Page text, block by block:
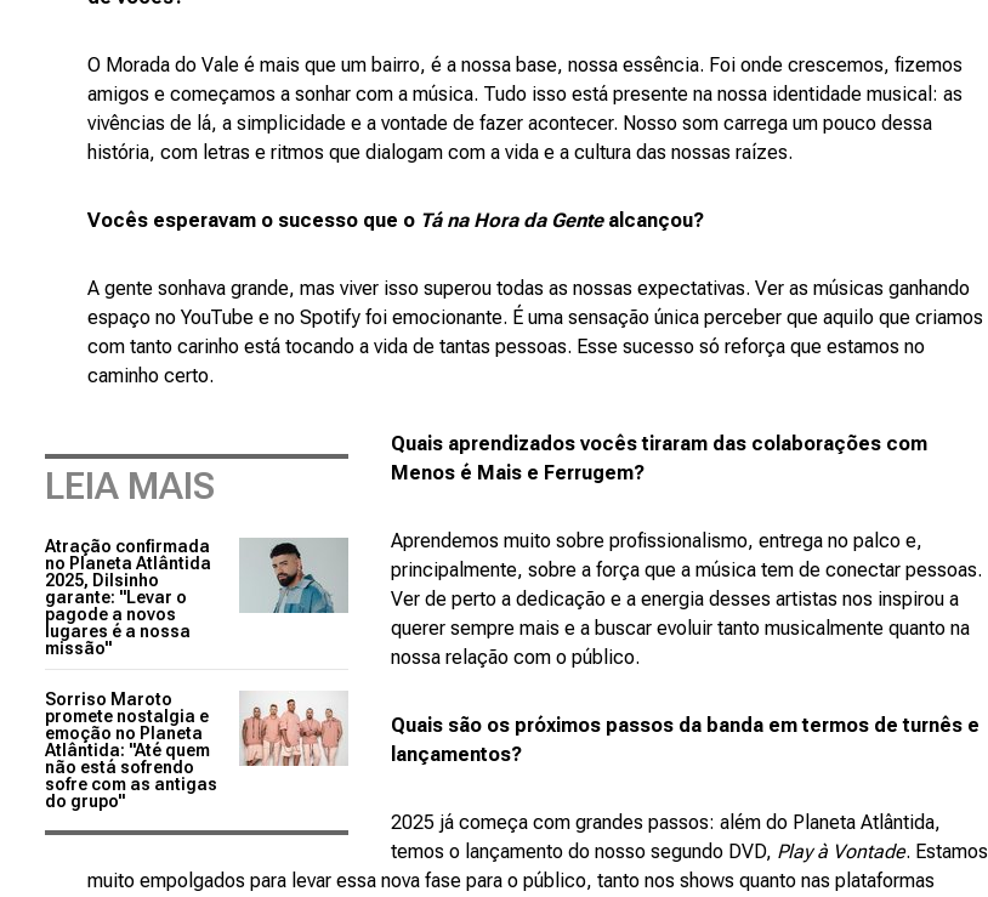
O Morada do Vale é mais que um bairro, é a nossa base, nossa essência. Foi onde crescemos, fizemos
amigos e começamos a sonhar com a música. Tudo isso está presente na nossa identidade musical: as
vivências de lá, a simplicidade e a vontade de fazer acontecer. Nosso som carrega um pouco dessa
história, com letras e ritmos que dialogam com a vida e a cultura das nossas raízes.
Vocês esperavam o sucesso que o Tá na Hora da Gentealcançou?
A gente sonhava grande, mas viver isso superou todas as nossas expectativas. Ver as músicas ganhando
espaço no YouTube e no Spotify foi emocionante. É uma sensação única perceber que aquilo que criamos
com tanto carinho está tocando a vida de tantas pessoas. Esse sucesso só reforça que estamos no
caminho certo.
LEIA MAIS
Atração confirmada
no Planeta Atlântida
2025, Dilsinho
garante: "Levar o
pagode a novos
lugares é a nossa
missão"
Sorriso Maroto
promete nostalgia e
emoção no Planeta
Atlântida: "Até quem
não está sofrendo
sofre com as antigas
do grupo"
Quais aprendizados vocês tiraram das colaborações com
Menos é Mais e Ferrugem?
Aprendemos muito sobre profissionalismo, entrega no palco e,
principalmente, sobre a força que a música tem de conectar pessoas.
Ver de perto a dedicação e a energia desses artistas nos inspirou a
querer sempre mais e a buscar evoluir tanto musicalmente quanto na
nossa relação com o público.
Quais são os próximos passos da banda em termos de turnês e
lançamentos?
2025 já começa com grandes passos: além do Planeta Atlântida,
temos o lançamento do nosso segundo DVD, Play à Vontade. Estamos
muito empolgados para levar essa nova fase para o público, tanto nos shows quanto nas plataformas